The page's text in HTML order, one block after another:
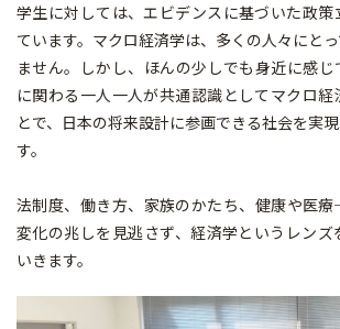
学生に対しては、エビデンスに基づいた政策
ています。マクロ経済学は、多くの人々にと
ません。しかし、ほんの少しでも身近に感
に関わる一人一人が共通認識としてマクロ経
とで、日本の将来設計に参画できる社会を実
す。
法制度、働き方、家族のかたち、健康や医
変化の兆しを見逃さず、経済学というレンズ
いきます。